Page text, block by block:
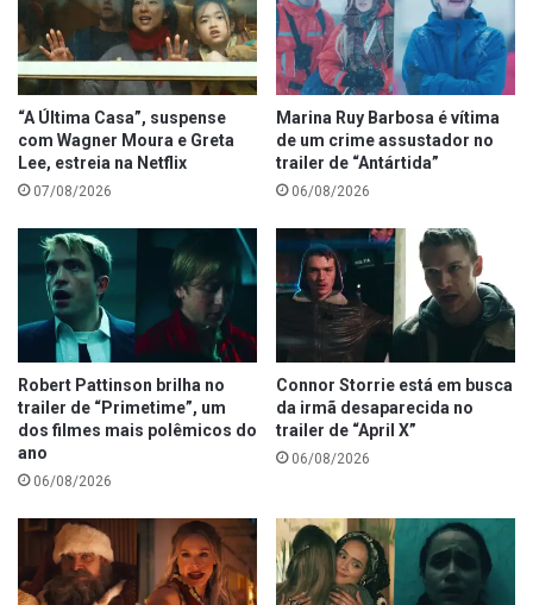
“A Última Casa”, suspense
com Wagner Moura e Greta
Lee, estreia na Netflix
07/08/2026
Marina Ruy Barbosa é vítima
de um crime assustador no
trailer de “Antártida”
06/08/2026
Robert Pattinson brilha no
trailer de “Primetime”, um
dos filmes mais polêmicos do
ano
06/08/2026
Connor Storrie está em busca
da irmã desaparecida no
trailer de “April X”
06/08/2026